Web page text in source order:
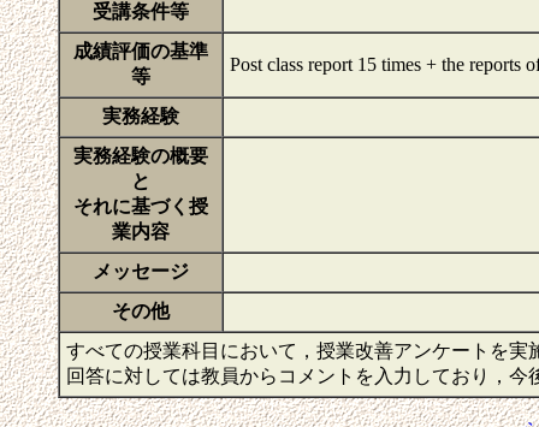
受講条件等
成績評価の基準
等
Post class report 15 times + the reports
実務経験
実務経験の概要
と
それに基づく授
業内容
メッセージ
その他
すべての授業科目において，授業改善アンケートを
回答に対しては教員からコメントを入力しており，